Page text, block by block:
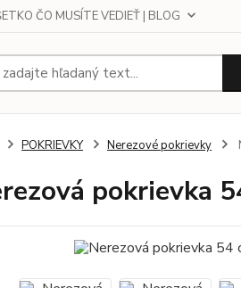
ČO MUSÍTE VEDIEŤ | BLOG
POKRIEVKY Nerezové pokrievky
pokrievka